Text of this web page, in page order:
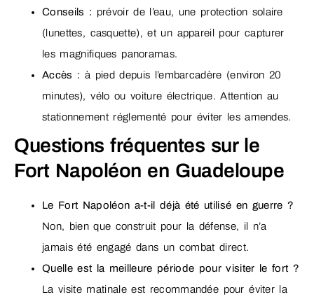
Conseils : prévoir de l’eau, une protection solaire
(lunettes, casquette), et un appareil pour capturer
les magnifiques panoramas.
Accès : à pied depuis l’embarcadère (environ 20
minutes), vélo ou voiture électrique. Attention au
stationnement réglementé pour éviter les amendes.
Questions fréquentes sur le
Fort Napoléon en Guadeloupe
Le Fort Napoléon a-t-il déjà été utilisé en guerre ?
Non, bien que construit pour la défense, il n’a
jamais été engagé dans un combat direct.
Quelle est la meilleure période pour visiter le fort ?
La visite matinale est recommandée pour éviter la